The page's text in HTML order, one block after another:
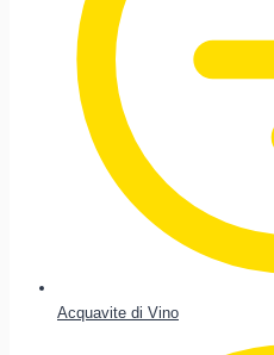
Acquavite di Vino